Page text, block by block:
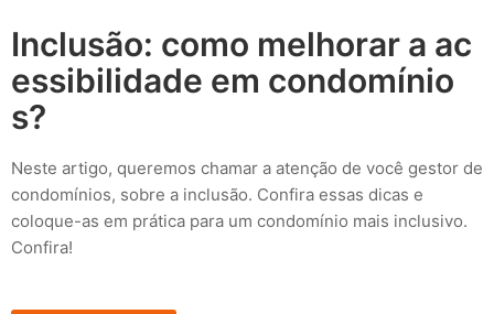
Inclusão: como melhorar a ac
essibilidade em condomínio
s?
Neste artigo, queremos chamar a atenção de você gestor de
condomínios, sobre a inclusão. Confira essas dicas e
coloque-as em prática para um condomínio mais inclusivo.
Confira!